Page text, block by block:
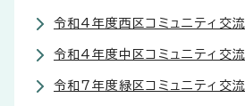
令和4年度西区コミュニティ交
令和4年度中区コミュニティ交流
令和7年度緑区コミュニティ交